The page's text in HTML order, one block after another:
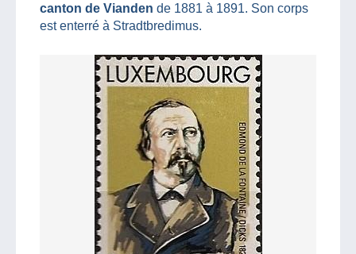
canton de Vianden de 1881 à 1891. Son corps
est enterré à Stradtbredimus.